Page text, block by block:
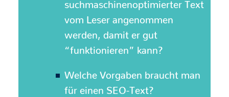
suchmaschinenoptimierter Text
vom Leser angenommen
werden, damit er gut
“funktionieren” kann?
Welche Vorgaben braucht man
für einen SEO-Text?